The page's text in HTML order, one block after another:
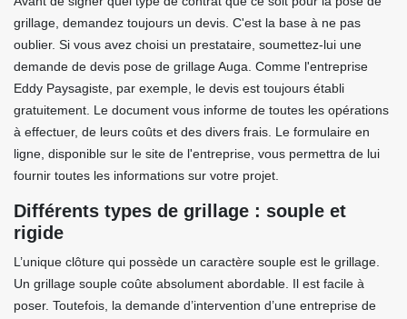
grillage, demandez toujours un devis. C'est la base à ne pas
oublier. Si vous avez choisi un prestataire, soumettez-lui une
demande de devis pose de grillage Auga. Comme l'entreprise
Eddy Paysagiste, par exemple, le devis est toujours établi
gratuitement. Le document vous informe de toutes les opérations
à effectuer, de leurs coûts et des divers frais. Le formulaire en
ligne, disponible sur le site de l'entreprise, vous permettra de lui
fournir toutes les informations sur votre projet.
Différents types de grillage : souple et
rigide
L’unique clôture qui possède un caractère souple est le grillage.
Un grillage souple coûte absolument abordable. Il est facile à
poser. Toutefois, la demande d’intervention d’une entreprise de